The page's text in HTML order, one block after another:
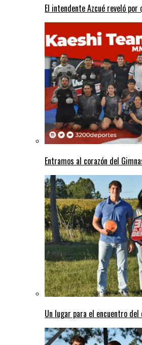
El intendente Azcué reveló
Entramos al corazón del
Un lugar para el encuentro